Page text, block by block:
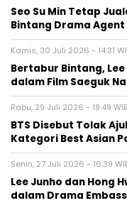
Seo Su Min Tetap
Bintang Drama
Kamis, 30 Juli 2026 - 14:31
Bertabur Bintang,
dalam Film Saeguk
Rabu, 29 Juli 2026 - 19:49 WIB
BTS Disebut Tolak
Kategori Best Asian
Senin, 27 Juli 2026 - 16:39
Lee Junho dan Hong
dalam Drama